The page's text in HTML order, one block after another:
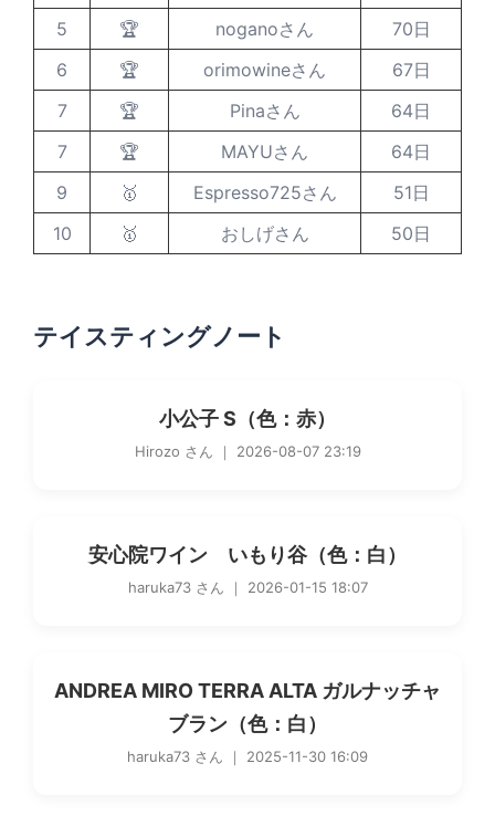
5
🏆 noganoさん
70日
6
🏆 orimowineさん
67日
7
🏆 Pinaさん
64日
7
🏆 MAYUさん
64日
9
🥇 Espresso725さん
51日
10
🥇 おしげさん 50日
テイスティングノート
小公子 S（色：赤）
Hirozo さん ｜ 2026-08-07 23:19
安心院ワイン いもり谷（色：白）
haruka73 さん ｜ 2026-01-15 18:07
ANDREA MIRO TERRA ALTA ガルナッチャ
ブラン（色：白）
haruka73 さん ｜ 2025-11-30 16:09